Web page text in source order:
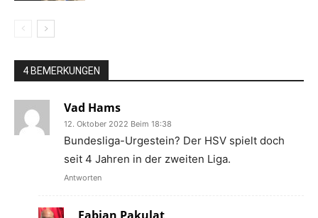
4 BEMERKUNGEN
Vad Hams
12. Oktober 2022 Beim 18:38
Bundesliga-Urgestein? Der HSV spielt doch
seit 4 Jahren in der zweiten Liga.
Antworten